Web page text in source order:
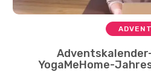
ADVENT
YogaMeHome-